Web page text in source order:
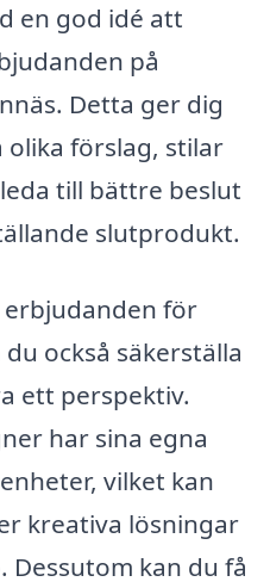
en god idé att
på
Detta ger dig
förslag, stilar
till bättre beslut
slutprodukt.
för
också säkerställa
ett perspektiv.
har sina egna
vilket kan
kreativa lösningar
kan du få